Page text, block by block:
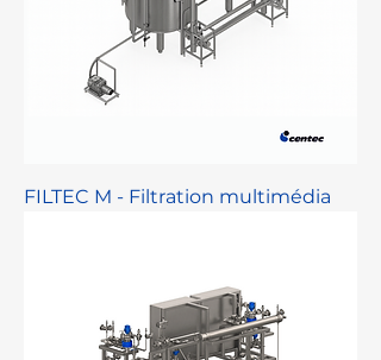
FILTEC M - Filtration multimédia